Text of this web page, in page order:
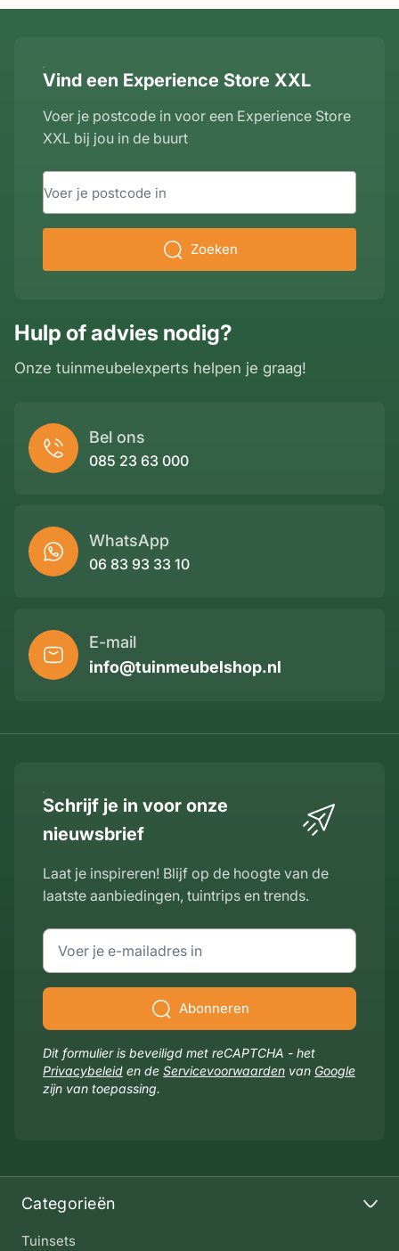
Hulp of advies nodig?
Onze tuinmeubelexperts helpen je graag!
Bel ons
085 23 63 000
WhatsApp
06 83 93 33 10
E-mail
info@tuinmeubelshop.nl
Vind een Experience Store XXL
Voer je postcode in voor een Experience Store
XXL bij jou in de buurt
Zoeken
Categorieën
Tuinsets
Schrijf je in voor onze
nieuwsbrief
Laat je inspireren! Blijf op de hoogte van de
laatste aanbiedingen, tuintrips en trends.
E-mailadres
Abonneren
Dit formulier is beveiligd met reCAPTCHA - het
Privacybeleid en de Servicevoorwaarden van Google
zijn van toepassing.